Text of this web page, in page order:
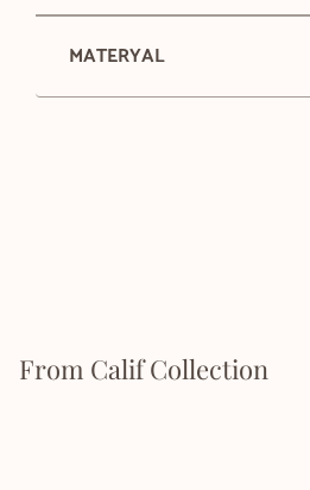
MATERYAL
From Calif Collection